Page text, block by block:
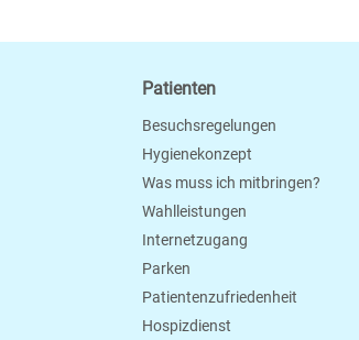
Patienten
Besuchsregelungen
Hygienekonzept
Was muss ich mitbringen?
Wahlleistungen
Internetzugang
Parken
Patientenzufriedenheit
Hospizdienst